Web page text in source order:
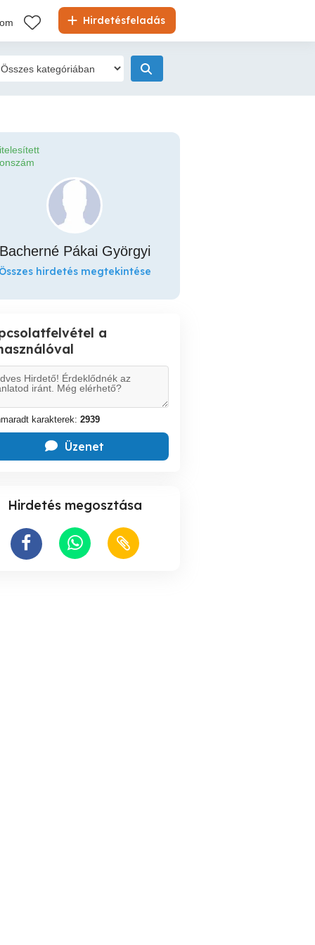
Hirdetésfeladás
Bacherné Pákai Györgyi
Összes hirdetés megtekintése
a
karakterek: 2939
Üzenet
Hirdetés megosztása